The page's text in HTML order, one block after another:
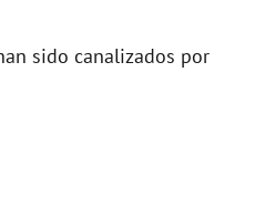
sido canalizados por